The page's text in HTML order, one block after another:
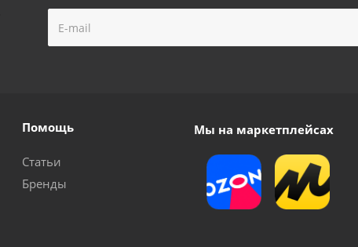
Помощь
Статьи
Бренды
Мы на маркетплейсах